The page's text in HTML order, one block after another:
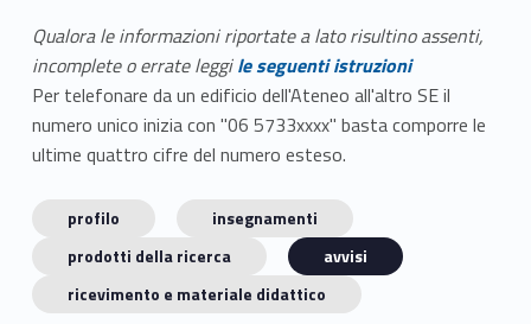
Qualora le informazioni riportate a lato risultino assenti,
incomplete o errate leggile seguenti istruzioni
Per telefonare da un edificio dell'Ateneo all'altro SE il
numero unico inizia con "06 5733xxxx" basta comporre le
ultime quattro cifre del numero esteso.
profilo
insegnamenti
prodotti della ricerca
avvisi
ricevimento e materiale didattico